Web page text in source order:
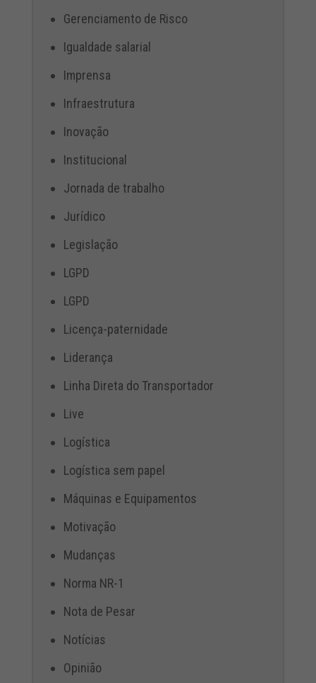
Gerenciamento de Risco
Igualdade salarial
Imprensa
Infraestrutura
Inovação
Institucional
Jornada de trabalho
Jurídico
Legislação
LGPD
LGPD
Licença-paternidade
Liderança
Linha Direta do Transportador
Live
Logística
Logística sem papel
Máquinas e Equipamentos
Motivação
Mudanças
Norma NR-1
Nota de Pesar
Notícias
Opinião